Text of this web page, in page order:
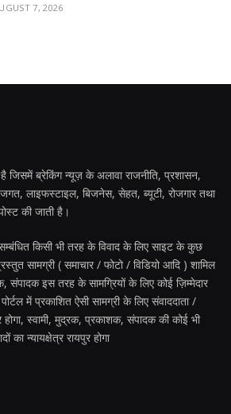
7, 2026
जिसमें ब्रेकिंग न्यूज़ के अलावा राजनीति, प्रशासन,
लाइफस्टाइल, बिजनेस, सेहत, ब्यूटी, रोजगार तथा
की जाती है।
किसी भी तरह के विवाद के लिए साइट के कुछ
सामग्री ( समाचार / फोटो / विडियो आदि ) शामिल
संपादक इस तरह के सामग्रियों के लिए कोई ज़िम्मेदार
में प्रकाशित ऐसी सामग्री के लिए संवाददाता /
होगा, स्वामी, मुद्रक, प्रकाशक, संपादक की कोई भी
का न्यायक्षेत्र रायपुर होगा